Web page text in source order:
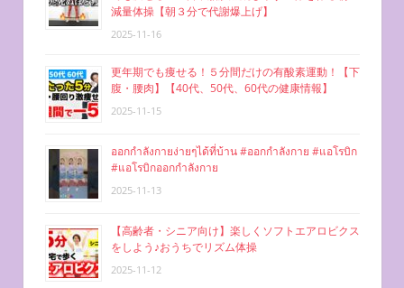
減量体操【朝３分で代謝爆上げ】
2025-11-16
更年期でも痩せる！５分間だけの有酸素運動！【下
腹・腰肉】【40代、50代、60代の健康情報】
2025-11-15
ออกกำลังกายง่ายๆได้ที่บ้าน #ออกกำลังกาย #แอโรบิก
#แอโรบิกออกกำลังกาย
2025-11-13
【高齢者・シニア向け】楽しくソフトエアロビクス
をしよう♪おうちでリズム体操
2025-11-12